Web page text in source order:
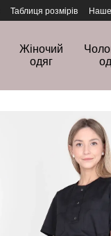
Таблиця розмірів
Жіночий
одяг